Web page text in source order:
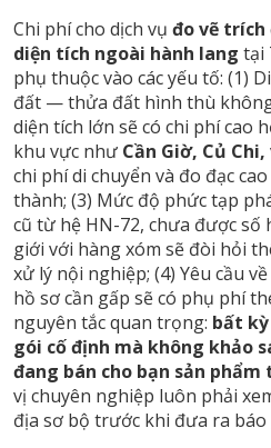
Chi phí cho dịch vụ đo vẽ trích
diện tích ngoài hành lang tại
phụ thuộc vào các yếu tố: (1)
đất — thửa đất hình thù
diện tích lớn sẽ có chi phí cao
khu vực như Cần Giờ, Củ
chi phí di chuyển và đo đạc
thành; (3) Mức độ phức tạp
cũ từ hệ HN-72, chưa được số
giới với hàng xóm sẽ đòi hỏi
xử lý nội nghiệp; (4) Yêu cầu
hồ sơ cần gấp sẽ có phụ phí
nguyên tắc quan trọng: bất
gói cố định mà không khảo
đang bán cho bạn sản
vị chuyên nghiệp luôn phải
địa sơ bộ trước khi đưa ra báo